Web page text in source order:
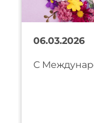
06.03.2026
С